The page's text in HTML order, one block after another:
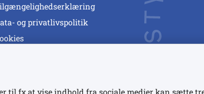
og privatlivspolitik
til fx at vise indhold fra sociale medier kan sætte